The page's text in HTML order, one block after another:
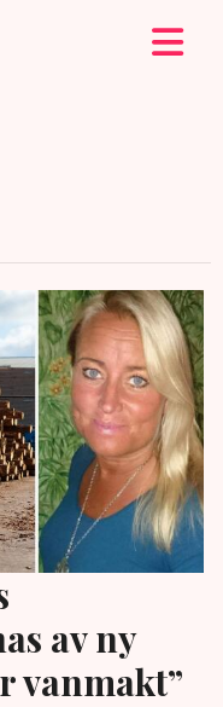
av ny
vanmakt”